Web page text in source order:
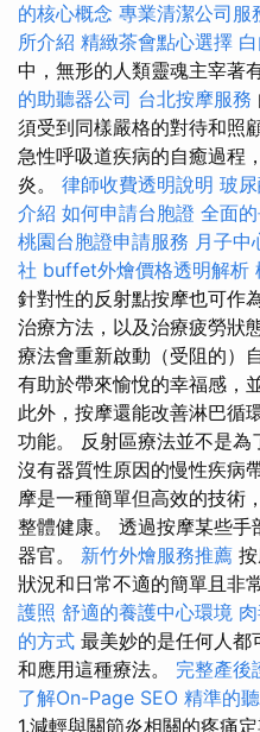
的核心概念 專業清潔公司服
所介紹 精緻茶會點心選擇
中，無形的人類靈魂主宰著
的助聽器公司 台北按摩服務
須受到同樣嚴格的對待和照
急性呼吸道疾病的自癒過程
炎。 律師收費透明說明 玻
介紹 如何申請台胞證 全面
桃園台胞證申請服務 月子中
社 buffet外燴價格透明解析
針對性的反射點按摩也可作
治療方法，以及治療疲勞狀
療法會重新啟動（受阻的）
有助於帶來愉悅的幸福感，
此外，按摩還能改善淋巴循
功能。 反射區療法並不是
沒有器質性原因的慢性疾病
摩是一種簡單但高效的技術
整體健康。 透過按摩某些
器官。 新竹外燴服務推薦
狀況和日常不適的簡單且非
護照 舒適的養護中心環境
的方式 最美妙的是任何人都
和應用這種療法。 完整產後
了解On-Page SEO 精準的
1.減輕與關節炎相關的疼痛